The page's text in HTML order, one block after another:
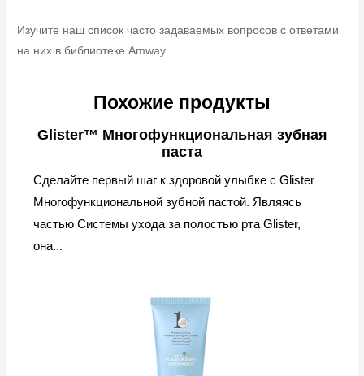
Изучите наш список часто задаваемых вопросов с ответами
на них в библиотеке Amway.
Похожие продукты
Glister™ Многофункциональная зубная
паста
Сделайте первый шаг к здоровой улыбке с Glister
Многофункциональной зубной пастой. Являясь
частью Системы ухода за полостью рта Glister,
она...